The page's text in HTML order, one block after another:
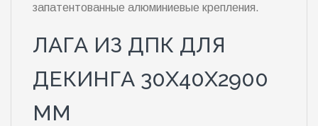
запатентованные алюминиевые крепления.
ЛАГА ИЗ ДПК ДЛЯ
ДЕКИНГА 30Х40Х2900
ММ